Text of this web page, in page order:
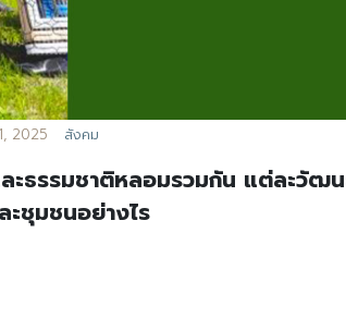
2025 สังคม
ะธรรมชาติหลอมรวมกัน แต่ละวัฒ
ะชุมชนอย่างไร